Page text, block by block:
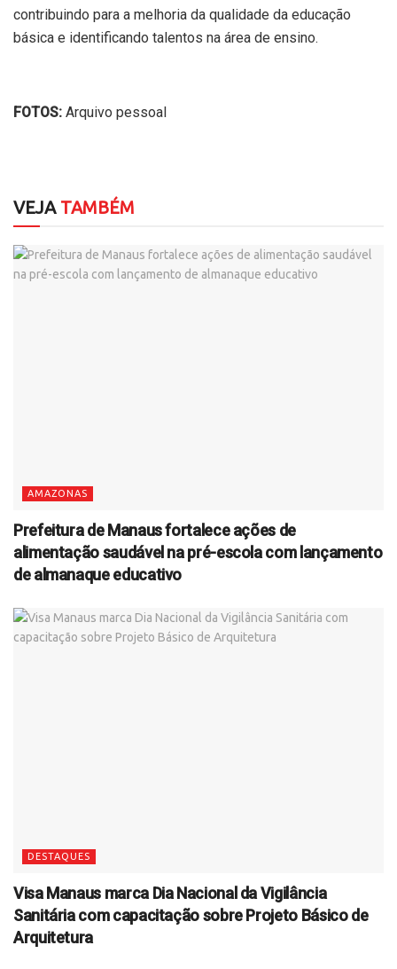
contribuindo para a melhoria da qualidade da educação
básica e identificando talentos na área de ensino.
FOTOS: Arquivo pessoal
VEJATAMBÉM
AMAZONAS
Prefeitura de Manaus fortalece ações de
alimentação saudável na pré-escola com lançamento
de almanaque educativo
DESTAQUES
Visa Manaus marca Dia Nacional da Vigilância
Sanitária com capacitação sobre Projeto Básico de
Arquitetura